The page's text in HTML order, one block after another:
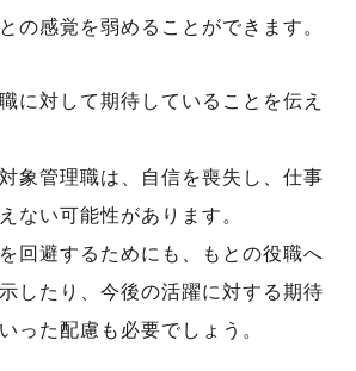
の感覚を弱めることができます。
に対して期待していることを伝え
象管理職は、自信を喪失し、仕事
ない可能性があります。
回避するためにも、もとの役職へ
したり、今後の活躍に対する期待
った配慮も必要でしょう。